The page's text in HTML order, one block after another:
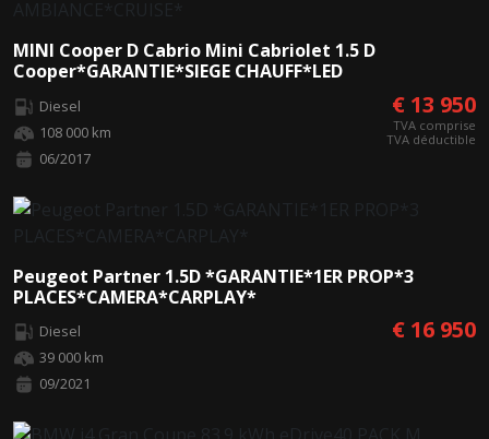
MINI Cooper D Cabrio Mini Cabriolet 1.5 D
Cooper*GARANTIE*SIEGE CHAUFF*LED
Diesel
108 000 km
06/2017
€ 13 950
TVA comprise
TVA déductible
Peugeot Partner 1.5D *GARANTIE*1ER PROP*3
PLACES*CAMERA*CARPLAY*
Diesel
39 000 km
09/2021
€ 16 950